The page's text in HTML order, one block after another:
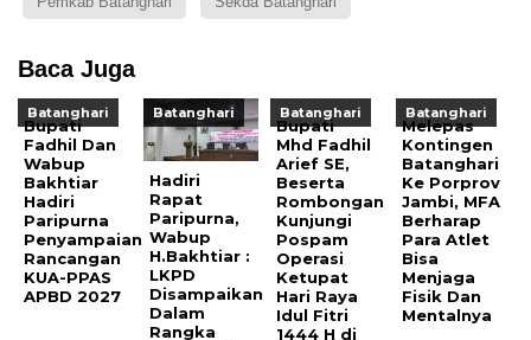
Baca Juga
Batanghari
Bupati
Fadhil Dan
Wabup
Bakhtiar
Hadiri
Paripurna
Penyampaian
Rancangan
KUA-PPAS
APBD 2027
Batanghari
Hadiri
Rapat
Paripurna,
Wabup
H.Bakhtiar :
LKPD
Disampaikan
Dalam
Rangka
Batanghari
Bupati
Mhd Fadhil
Arief SE,
Beserta
Rombongan
Kunjungi
Pospam
Operasi
Ketupat
Hari Raya
Idul Fitri
1444 H di
Batanghari
Melepas
Kontingen
Batanghari
Ke Porprov
Jambi, MFA
Berharap
Para Atlet
Bisa
Menjaga
Fisik Dan
Mentalnya